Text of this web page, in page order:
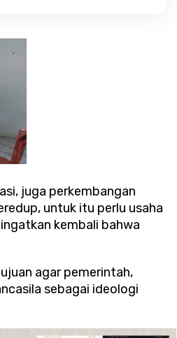
juga perkembangan
untuk itu perlu usaha
kembali bahwa
agar pemerintah,
sebagai ideologi